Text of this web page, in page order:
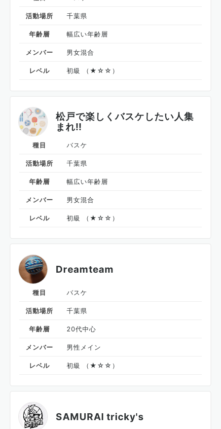
活動場所 千葉県
年齢層 幅広い年齢層
メンバー 男女混合
レベル 初級 （★☆☆）
松戸で楽しくバスケしたい人集
まれ‼︎
種目 バスケ
活動場所 千葉県
年齢層 幅広い年齢層
メンバー 男女混合
レベル 初級 （★☆☆）
Dreamteam
種目 バスケ
活動場所 千葉県
年齢層 20代中心
メンバー 男性メイン
レベル 初級 （★☆☆）
SAMURAI tricky's